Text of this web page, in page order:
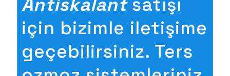
Antiskalantsatışı
için bizimle iletişime
geçebilirsiniz. Ters